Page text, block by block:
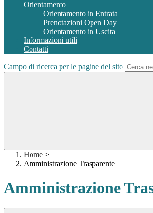
Orientamento
Orientamento in Entrata
Prenotazioni Open Day
Orientamento in Uscita
Informazioni utili
Contatti
Campo di ricerca per le pagine del sito
Home >
Amministrazione Trasparente
Amministrazione